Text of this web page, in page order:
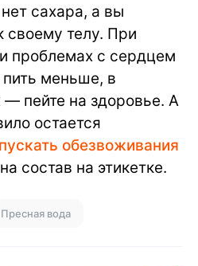
сахара, а вы
своему телу. При
проблемах с сердцем
пить меньше, в
— пейте на здоровье. А
остается
обезвоживания
состав на этикетке.
Пресная вода